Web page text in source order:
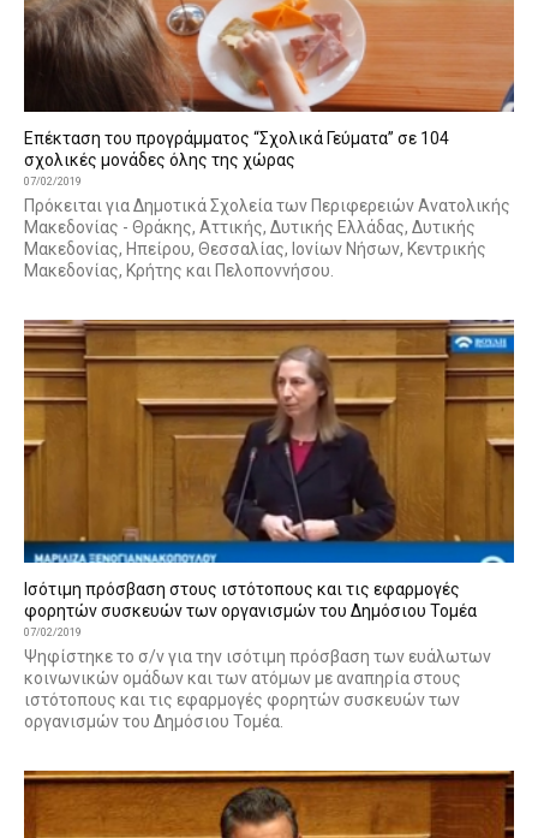
Επέκταση του προγράμματος “Σχολικά Γεύματα” σε 104
σχολικές μονάδες όλης της χώρας
07/02/2019
Πρόκειται για Δημοτικά Σχολεία των Περιφερειών Ανατολικής
Μακεδονίας - Θράκης, Αττικής, Δυτικής Ελλάδας, Δυτικής
Μακεδονίας, Ηπείρου, Θεσσαλίας, Ιονίων Νήσων, Κεντρικής
Μακεδονίας, Κρήτης και Πελοποννήσου.
Ισότιμη πρόσβαση στους ιστότοπους και τις εφαρμογές
φορητών συσκευών των οργανισμών του Δημόσιου Τομέα
07/02/2019
Ψηφίστηκε το σ/ν για την ισότιμη πρόσβαση των ευάλωτων
κοινωνικών ομάδων και των ατόμων με αναπηρία στους
ιστότοπους και τις εφαρμογές φορητών συσκευών των
οργανισμών του Δημόσιου Τομέα.